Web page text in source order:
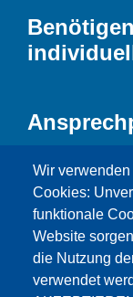
Wir
Cookies:
funktionale
Website
die Nutzung
verwendet